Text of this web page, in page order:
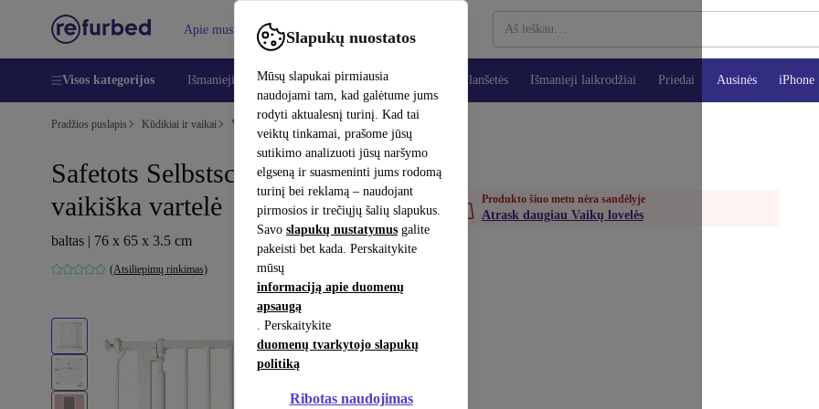
Slapukų nuostatos
Mūsų slapukai pirmiausia
naudojami tam, kad galėtume jums
rodyti aktualesnį turinį. Kad tai
veiktų tinkamai, prašome jūsų
sutikimo analizuoti jūsų naršymo
elgseną ir suasmeninti jums rodomą
turinį bei reklamą – naudojant
pirmosios ir trečiųjų šalių slapukus.
Savo slapukų nustatymus galite
pakeisti bet kada. Perskaitykite
mūsų
informaciją apie duomenų
apsaugą
. Perskaitykite
duomenų tvarkytojo slapukų
politiką
Ribotas naudojimas
Apie mus Pagalba
Visos kategorijos Išmanieji telefonai Nešiojamieji kompiuteriai Planšetės Išmanieji laikrodžiai Priedai Ausinės iPhone
Pradžios puslapis Kūdikiai ir vaikai Vaikų lovelės
Safetots Selbstschließendes
vaikiška vartelė
baltas | 76 x 65 x 3.5 cm
(Atsiliepimų rinkimas)
Produkto šiuo metu nėra sandėlyje
Atrask daugiau Vaikų lovelės